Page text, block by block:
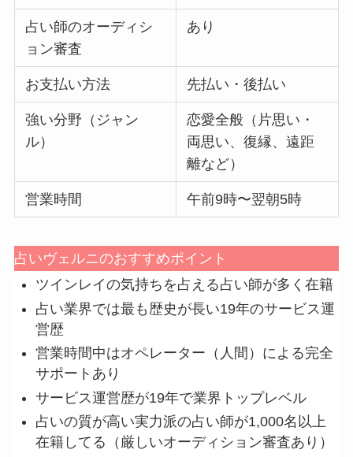
占い師のオーディシ
ョン審査
あり
お支払い方法 先払い・後払い
強い分野（ジャン
ル）
恋愛全般（片思い・
両思い、復縁、遠距
離など）
営業時間 午前9時〜翌朝5時
占いヴェルニのおすすめポイント
ツインレイの気持ちを占える占い師が多く在籍
占い業界では最も歴史が長い19年のサービス運
営歴
営業時間中はオペレーター（人間）による完全
サポートあり
サービス運営歴が19年で業界トップレベル
占いの質が高い実力派の占い師が1,000名以上
在籍してる（厳しいオーディション審査あり）